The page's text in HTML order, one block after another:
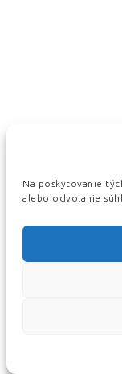
Na poskytovanie
alebo odvolanie